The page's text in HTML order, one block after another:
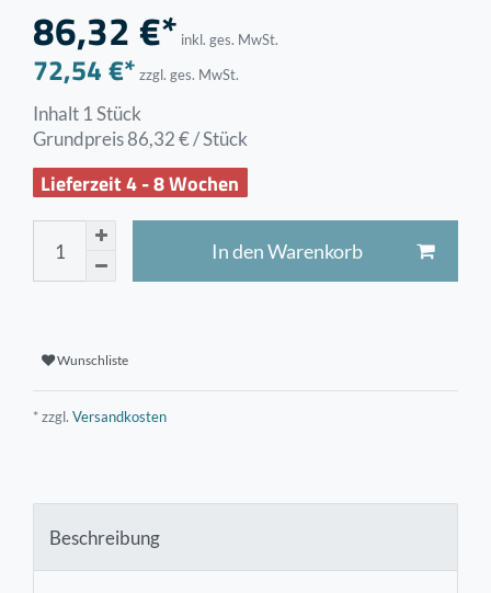
86,32 €* inkl. ges. MwSt.
72,54 €* zzgl. ges. MwSt.
Inhalt 1Stück
Grundpreis86,32 € / Stück
Lieferzeit 4 - 8 Wochen
In den Warenkorb
Wunschliste
* zzgl. Versandkosten
Beschreibung